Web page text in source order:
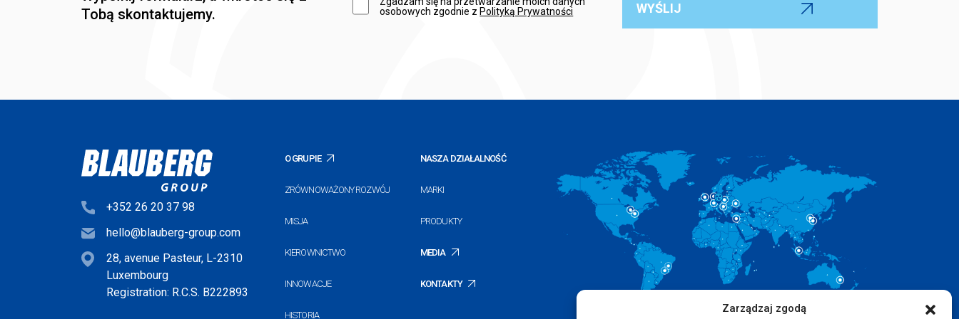
Zarządzaj zgodą
Tobą skontaktujemy.
osobowych zgodnie z Polityką Prywatności
+352 26 20 37 98
hello@blauberg-group.com
28, avenue Pasteur, L-2310
Luxembourg
Registration: R.C.S. B222893
O GRUPIE
ZRÓWNOWAŻONY ROZWÓJ
MISJA
KIEROWNICTWO
INNOWACJE
HISTORIA
NASZA DZIAŁALNOŚĆ
MARKI
PRODUKTY
MEDIA
KONTAKTY